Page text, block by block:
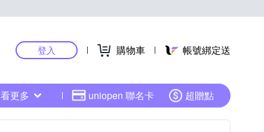
登入 購物車 帳號綁定送
看更多 uniopen 聯名卡 超贈點